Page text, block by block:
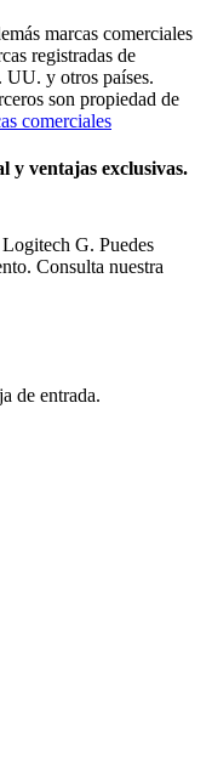
marcas comerciales
registradas de
y otros países.
son propiedad de
comerciales
y ventajas exclusivas.
G. Puedes
Consulta nuestra
de entrada.